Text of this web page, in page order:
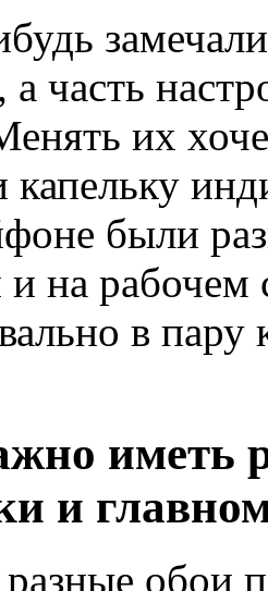
часть
их
капельку
были
на рабочем
в
иметь
и
обои